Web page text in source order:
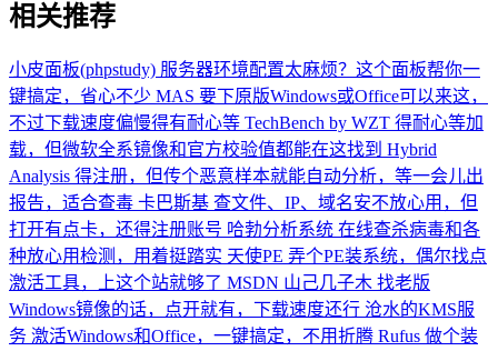
相关推荐
小皮面板(phpstudy) 服务器环境配置太麻烦？这个面板帮你一
键搞定，省心不少 MAS 要下原版Windows或Office可以来这，
不过下载速度偏慢得有耐心等 TechBench by WZT 得耐心等加
载，但微软全系镜像和官方校验值都能在这找到 Hybrid
Analysis 得注册，但传个恶意样本就能自动分析，等一会儿出
报告，适合查毒 卡巴斯基 查文件、IP、域名安不放心用，但
打开有点卡，还得注册账号 哈勃分析系统 在线查杀病毒和各
种放心用检测，用着挺踏实 天使PE 弄个PE装系统，偶尔找点
激活工具，上这个站就够了 MSDN 山己几子木 找老版
Windows镜像的话，点开就有，下载速度还行 沧水的KMS服
务 激活Windows和Office，一键搞定，不用折腾 Rufus 做个装